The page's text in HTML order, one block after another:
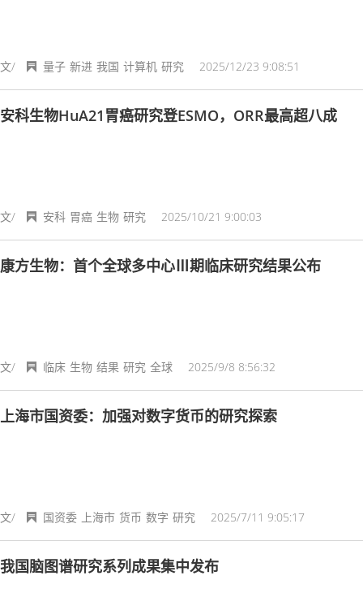
文/ 2025/12/23 9:08:51
量子 新进 我国 计算机 研究
安科生物HuA21胃癌研究登ESMO，ORR最高超八成
文/ 2025/10/21 9:00:03
安科 胃癌 生物 研究
康方生物：首个全球多中心Ⅲ期临床研究结果公布
文/ 2025/9/8 8:56:32
临床 生物 结果 研究 全球
上海市国资委：加强对数字货币的研究探索
文/ 2025/7/11 9:05:17
国资委 上海市 货币 数字 研究
我国脑图谱研究系列成果集中发布